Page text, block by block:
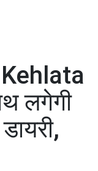
लगेगी